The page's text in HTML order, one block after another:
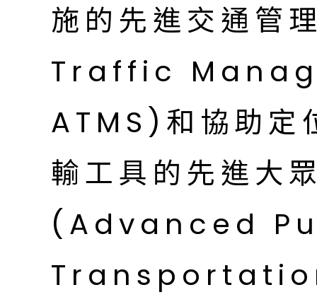
施的先進交通
Traffic
ATMS)和協助定
輸工具的先進大
(Advanced